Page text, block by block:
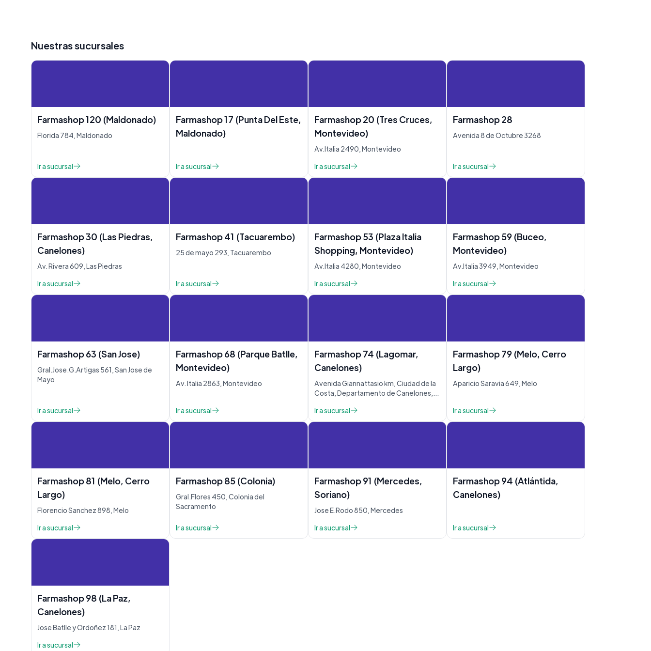
Nuestras sucursales
Farmashop 120 (Maldonado)
Florida 784, Maldonado
Ir a sucursal
Farmashop 17 (Punta Del Este,
Maldonado)
Ir a sucursal
Farmashop 20 (Tres Cruces,
Montevideo)
Av.Italia 2490, Montevideo
Ir a sucursal
Farmashop 28
Avenida 8 de Octubre 3268
Ir a sucursal
Farmashop 30 (Las Piedras,
Canelones)
Av. Rivera 609, Las Piedras
Ir a sucursal
Farmashop 41 (Tacuarembo)
25 de mayo 293, Tacuarembo
Ir a sucursal
Farmashop 53 (Plaza Italia
Shopping, Montevideo)
Av.Italia 4280, Montevideo
Ir a sucursal
Farmashop 59 (Buceo,
Montevideo)
Av.Italia 3949, Montevideo
Ir a sucursal
Farmashop 63 (San Jose)
Gral.Jose.G.Artigas 561, San Jose de
Mayo
Ir a sucursal
Farmashop 68 (Parque Batlle,
Montevideo)
Av. Italia 2863, Montevideo
Ir a sucursal
Farmashop 74 (Lagomar,
Canelones)
Avenida Giannattasio km, Ciudad de la
Costa, Departamento de Canelones,
Ir a sucursal
Farmashop 79 (Melo, Cerro
Largo)
Aparicio Saravia 649, Melo
Ir a sucursal
Farmashop 81 (Melo, Cerro
Largo)
Florencio Sanchez 898, Melo
Ir a sucursal
Farmashop 85 (Colonia)
Gral.Flores 450, Colonia del
Sacramento
Ir a sucursal
Farmashop 91 (Mercedes,
Soriano)
Jose E.Rodo 850, Mercedes
Ir a sucursal
Farmashop 94 (Atlántida,
Canelones)
Ir a sucursal
Farmashop 98 (La Paz,
Canelones)
Jose Batlle y Ordoñez 181, La Paz
Ir a sucursal